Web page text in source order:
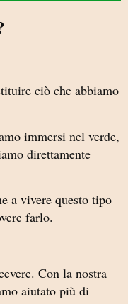
ciò che abbiamo
immersi nel verde,
direttamente
a vivere questo tipo
farlo.
Con la nostra
aiutato più di